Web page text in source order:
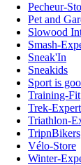
Pecheur-
Pet and
Slowood
Smash-
Sneak'In
Sneakids
Sport is
Training-Fit
Trek-Expert
Triathlon-
TripnBikers
Vélo-Store
Winter-